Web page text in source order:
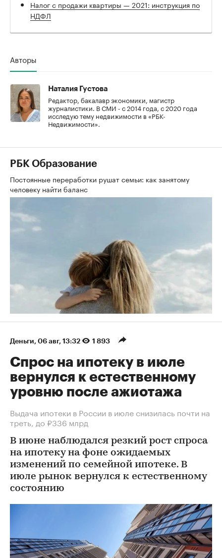
Налог с продажи квартиры — 2021: инструкция по
НДФЛ
Авторы
Наталия Густова
Редактор, бакалавр экономики, магистр
журналистики. В СМИ - с 2014 года, с 2020 года
исследую тему недвижимости в «РБК-
Недвижимости».
РБК Образование
Постоянные переработки рушат семьи: как занятому
человеку найти баланс
Деньги⁠, 06 авг, 13:32 1 893
Спрос на ипотеку в июле
вернулся к естественному
уровню после ажиотажа
Выдача ипотеки в России в июле снизилась почти на
треть, до ₽336 млрд
В июне наблюдался резкий рост спроса
на ипотеку на фоне ожидаемых
изменений по семейной ипотеке. В
июле рынок вернулся к естественному
состоянию